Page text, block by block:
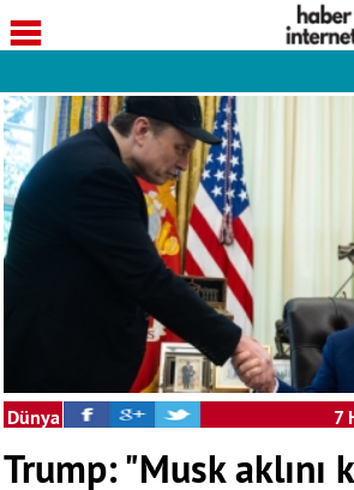
Dünya 7
Trump: "Musk aklını